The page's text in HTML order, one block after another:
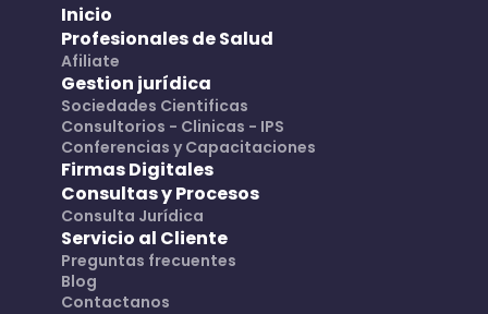
Inicio
Profesionales de Salud
Afiliate
Gestion jurídica
Sociedades Cientificas
Consultorios - Clinicas - IPS
Conferencias y Capacitaciones
Firmas Digitales
Consultas y Procesos
Consulta Jurídica
Servicio al Cliente
Preguntas frecuentes
Blog
Contactanos